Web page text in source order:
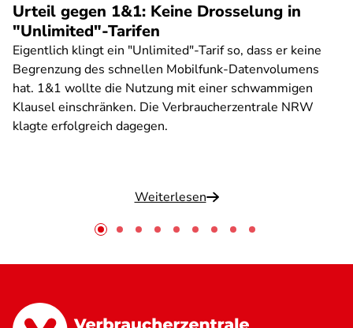
Urteil gegen 1&1: Keine Drosselung in
"Unlimited"-Tarifen
Eigentlich klingt ein "Unlimited"-Tarif so, dass er keine
Begrenzung des schnellen Mobilfunk-Datenvolumens
hat. 1&1 wollte die Nutzung mit einer schwammigen
Klausel einschränken. Die Verbraucherzentrale NRW
klagte erfolgreich dagegen.
Weiterlesen